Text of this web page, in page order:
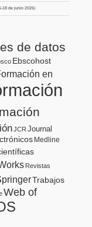
18 de junio 2026)
de datos
Ebscohost
en
JCR Journal
Medline
Revistas
Trabajos
Web of